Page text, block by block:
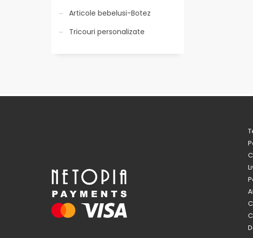
Articole bebelusi-Botez
Tricouri personalizate